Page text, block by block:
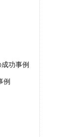
功事例
例